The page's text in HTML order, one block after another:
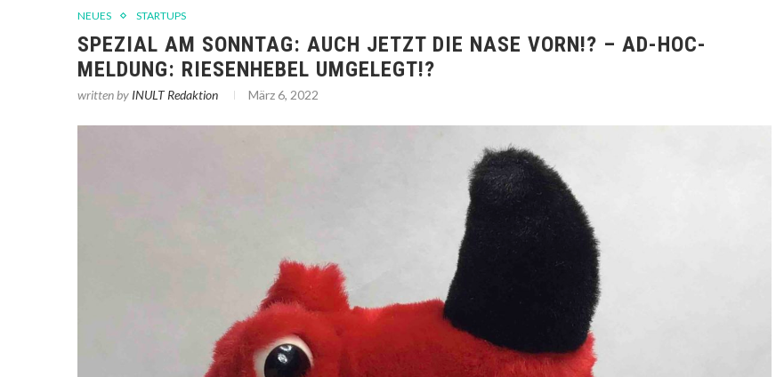
NEUES STARTUPS
SPEZIAL AM SONNTAG: AUCH JETZT DIE NASE VORN!? – AD-HOC-
MELDUNG: RIESENHEBEL UMGELEGT!?
written by INULT Redaktion März 6, 2022